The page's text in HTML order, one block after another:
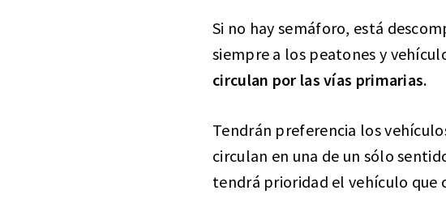
Si no hay semáforo, está
siempre a los peatones y
circulan por las vías primarias.
Tendrán preferencia los
circulan en una de un sólo
tendrá prioridad el vehículo que